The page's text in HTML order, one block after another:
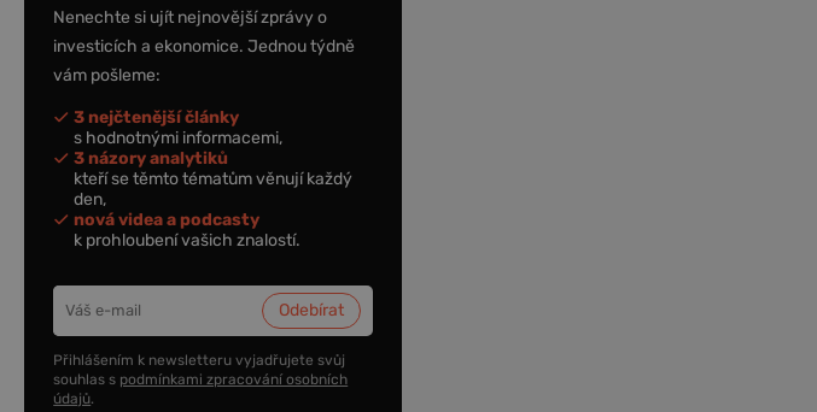
Nenechte si ujít nejnovější zprávy o
investicích a ekonomice. Jednou týdně
vám pošleme:
3 nejčtenější články
s hodnotnými informacemi,
3 názory analytiků
kteří se těmto tématům věnují každý
den,
nová videa a podcasty
k prohloubení vašich znalostí.
Přihlášením k newsletteru vyjadřujete svůj
souhlas s podmínkami zpracování osobních
údajů.